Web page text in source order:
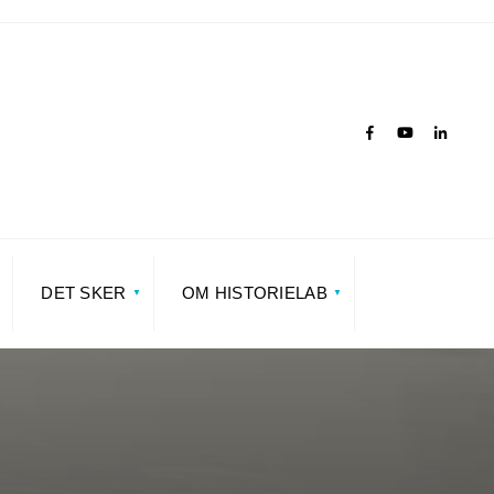
DET SKER OM HISTORIELAB